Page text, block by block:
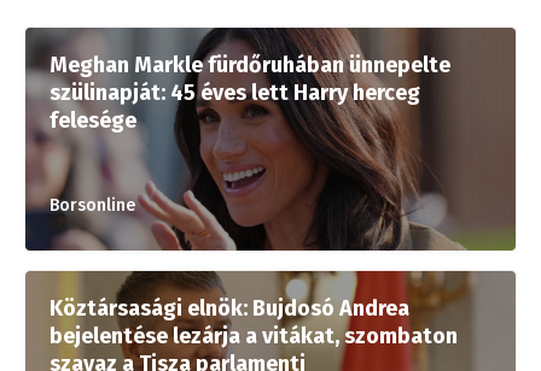
Meghan Markle fürdőruhában ünnepelte
szülinapját: 45 éves lett Harry herceg
felesége
Borsonline
Köztársasági elnök: Bujdosó Andrea
bejelentése lezárja a vitákat, szombaton
szavaz a Tisza parlamenti